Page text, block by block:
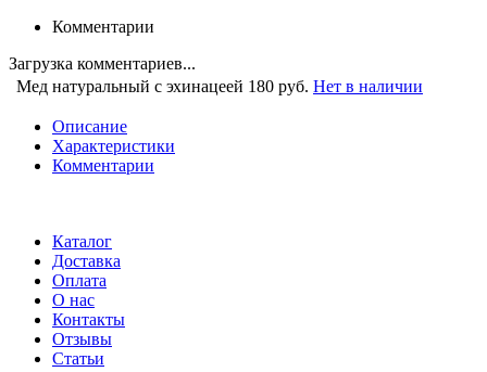
Комментарии
Загрузка комментариев...
Мед натуральный с эхинацеей 180 руб. Нет в наличии
Описание
Характеристики
Комментарии
Каталог
Доставка
Оплата
О нас
Контакты
Отзывы
Статьи